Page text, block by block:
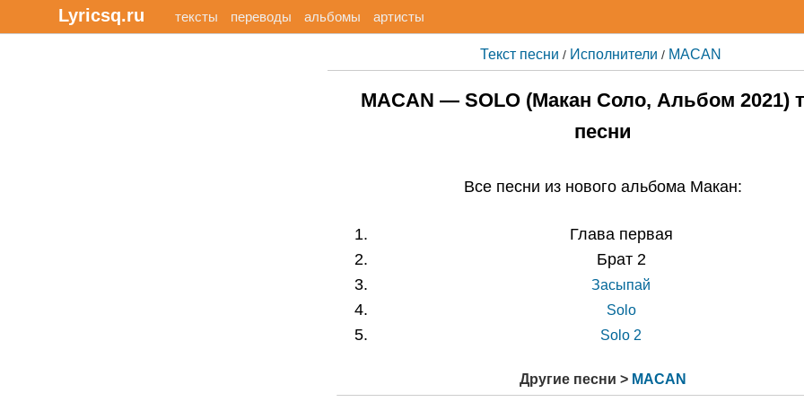
Lyricsq.ru тексты переводы альбомы артисты
Текст песни / Исполнители / MACAN
MACAN — SOLO (Макан Соло, Альбом 2021)
песни
Все песни из нового альбома Макан:
Глава первая
Брат 2
Засыпай
Solo
Solo 2
Другие песни > MACAN